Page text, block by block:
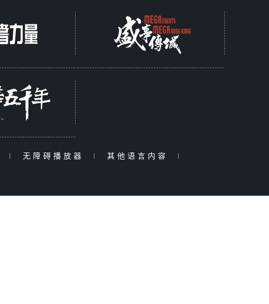
| 无障碍播放器 | 其他语言内容 |